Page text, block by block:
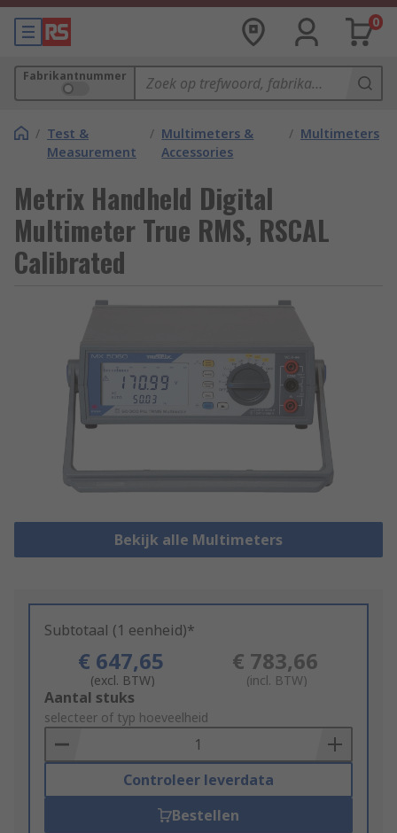
0
Fabrikantnummer
/ Test &
Measurement
/ Multimeters &
Accessories
/ Multimeters
Metrix Handheld Digital
Multimeter True RMS, RSCAL
Calibrated
Bekijk alle Multimeters
Subtotaal (1 eenheid)*
€ 647,65
(excl. BTW)
€ 783,66
(incl. BTW)
Add
to
Basket
Aantal stuks
selecteer of typ hoeveelheid
Controleer leverdata
Bestellen